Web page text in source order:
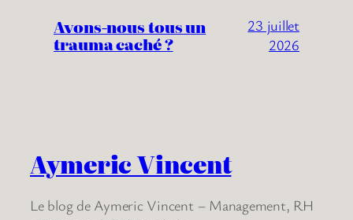
Avons-nous tous un
trauma caché ?
23 juillet
2026
Aymeric Vincent
Le blog de Aymeric Vincent – Management, RH